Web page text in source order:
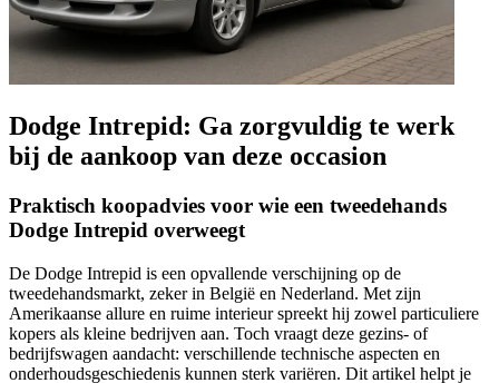
Dodge Intrepid: Ga zorgvuldig te werk
bij de aankoop van deze occasion
Praktisch koopadvies voor wie een tweedehands
Dodge Intrepid overweegt
De Dodge Intrepid is een opvallende verschijning op de
tweedehandsmarkt, zeker in België en Nederland. Met zijn
Amerikaanse allure en ruime interieur spreekt hij zowel particuliere
kopers als kleine bedrijven aan. Toch vraagt deze gezins- of
bedrijfswagen aandacht: verschillende technische aspecten en
onderhoudsgeschiedenis kunnen sterk variëren. Dit artikel helpt je